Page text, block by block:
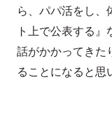
ら、パパ活をし、
ト上で公表する
話がかかってきた
ることになると思